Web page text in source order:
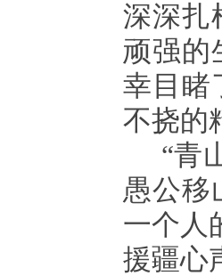
深深扎
顽强的
幸目睹
不挠的
“青
愚公移
一个人
援疆心